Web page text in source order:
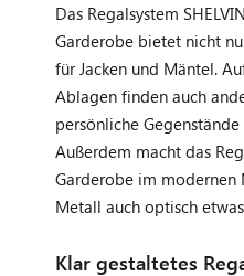
Das Regalsystem
Garderobe bietet nicht
für Jacken und Mäntel.
Ablagen finden auch
persönliche
Außerdem macht das
Garderobe im modernen
Metall auch optisch
Klar gestaltetes